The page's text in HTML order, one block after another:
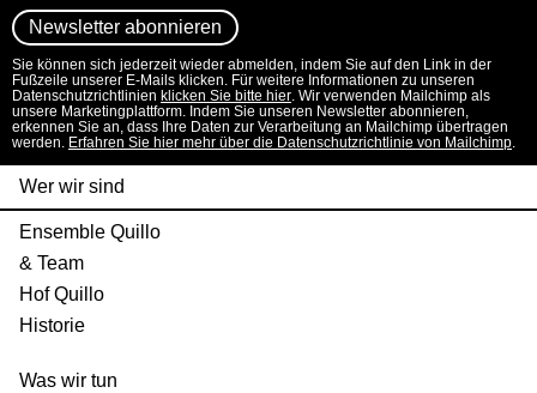
Sie können sich jederzeit wieder abmelden, indem Sie auf den Link in der
Fußzeile unserer E-Mails klicken. Für weitere Informationen zu unseren
Datenschutzrichtlinien klicken Sie bitte hier. Wir verwenden Mailchimp als
unsere Marketingplattform. Indem Sie unseren Newsletter abonnieren,
erkennen Sie an, dass Ihre Daten zur Verarbeitung an Mailchimp übertragen
werden. Erfahren Sie hier mehr über die Datenschutzrichtlinie von Mailchimp.
Wer wir sind
Ensemble Quillo
& Team
Hof Quillo
Historie
Was wir tun